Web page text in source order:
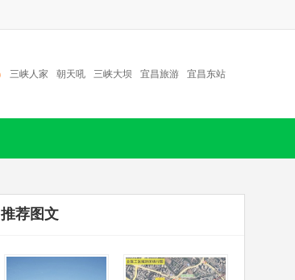
三峡人家 朝天吼 三峡大坝 宜昌旅游 宜昌东站
推荐图文